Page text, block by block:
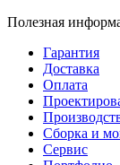
Полезная
Гарантия
Доставка
Оплата
Сборка и
Сервис